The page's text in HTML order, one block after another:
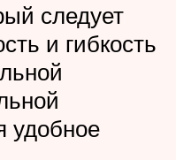
следует
и гибкость
удобное